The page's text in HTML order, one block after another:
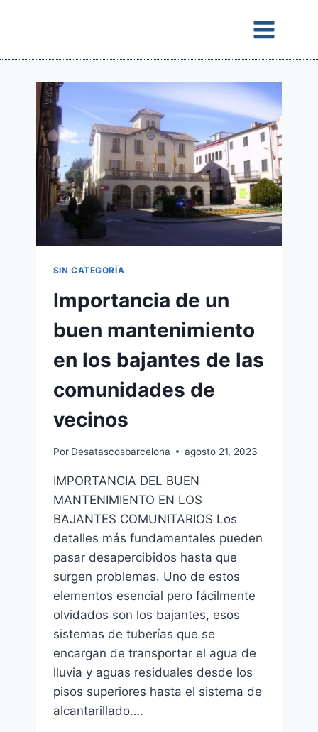
SIN CATEGORÍA
Importancia de un
buen mantenimiento
en los bajantes de las
comunidades de
vecinos
Por Desatascosbarcelona agosto 21, 2023
IMPORTANCIA DEL BUEN
MANTENIMIENTO EN LOS
BAJANTES COMUNITARIOS Los
detalles más fundamentales pueden
pasar desapercibidos hasta que
surgen problemas. Uno de estos
elementos esencial pero fácilmente
olvidados son los bajantes, esos
sistemas de tuberías que se
encargan de transportar el agua de
lluvia y aguas residuales desde los
pisos superiores hasta el sistema de
alcantarillado….